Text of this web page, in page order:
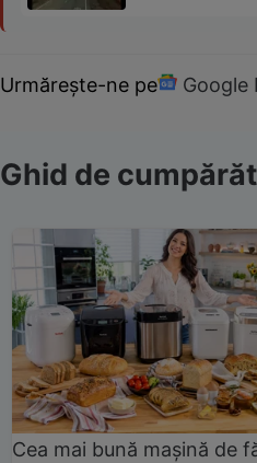
Urmărește-ne pe Google
Ghid de
Cea mai bună mașină de